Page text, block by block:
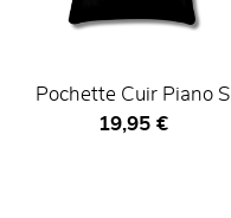
Pochette Cuir Piano S
Prix ​​actuel
19,95 €